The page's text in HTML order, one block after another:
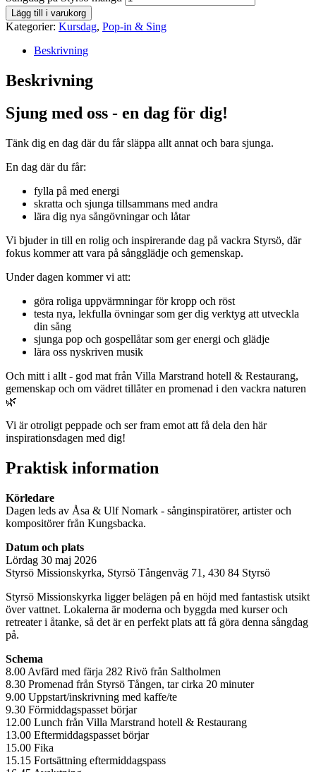
Lägg till i varukorg
Kategorier: Kursdag, Pop-in & Sing
Beskrivning
Beskrivning
Sjung med oss - en dag för dig!
Tänk dig en dag där du får släppa allt annat och bara sjunga.
En dag där du får:
fylla på med energi
skratta och sjunga tillsammans med andra
lära dig nya sångövningar och låtar
Vi bjuder in till en rolig och inspirerande dag på vackra Styrsö, där
fokus kommer att vara på sångglädje och gemenskap.
Under dagen kommer vi att:
göra roliga uppvärmningar för kropp och röst
testa nya, lekfulla övningar som ger dig verktyg att utveckla
din sång
sjunga pop och gospellåtar som ger energi och glädje
lära oss nyskriven musik
Och mitt i allt - god mat från Villa Marstrand hotell & Restaurang,
gemenskap och om vädret tillåter en promenad i den vackra naturen
🌿
Vi är otroligt peppade och ser fram emot att få dela den här
inspirationsdagen med dig!
Praktisk information
Körledare
Dagen leds av Åsa & Ulf Nomark - sånginspiratörer, artister och
kompositörer från Kungsbacka.
Datum och plats
Lördag 30 maj 2026
Styrsö Missionskyrka, Styrsö Tångenväg 71, 430 84 Styrsö
Styrsö Missionskyrka ligger belägen på en höjd med fantastisk utsikt
över vattnet. Lokalerna är moderna och byggda med kurser och
retreater i åtanke, så det är en perfekt plats att få göra denna sångdag
på.
Schema
8.00 Avfärd med färja 282 Rivö från Saltholmen
8.30 Promenad från Styrsö Tången, tar cirka 20 minuter
9.00 Uppstart/inskrivning med kaffe/te
9.30 Förmiddagspasset börjar
12.00 Lunch från Villa Marstrand hotell & Restaurang
13.00 Eftermiddagspasset börjar
15.00 Fika
15.15 Fortsättning eftermiddagspass